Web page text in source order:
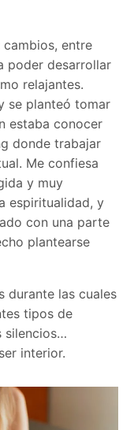
entre
poder desarrollar
relajantes.
se planteó tomar
estaba conocer
donde trabajar
Me confiesa
y muy
espiritualidad, y
con una parte
plantearse
durante las cuales
tipos de
silencios…
interior.